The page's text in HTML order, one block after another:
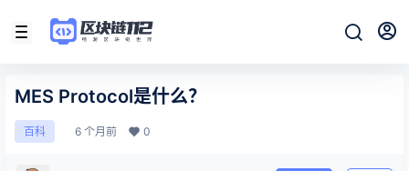
MES Protocol是什么？
百科 6 个月前 0